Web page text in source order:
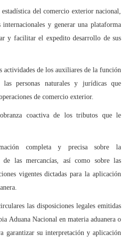
del comercio exterior nacional,
internacionales y generar una plataforma
y facilitar el expedito desarrollo de sus
de los auxiliares de la función
personas naturales y jurídicas que
de comercio exterior.
coactiva de los tributos que le
completa y precisa sobre la
de las mercancías, así como sobre las
vigentes dictadas para la aplicación
las disposiciones legales emitidas
Aduana Nacional en materia aduanera o
garantizar su interpretación y aplicación